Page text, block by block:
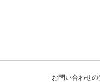
お問い合わせの